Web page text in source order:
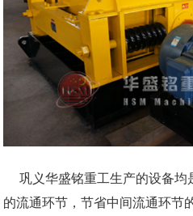
巩义华盛铭重工生产的设备均
的流通环节，节省中间流通环节